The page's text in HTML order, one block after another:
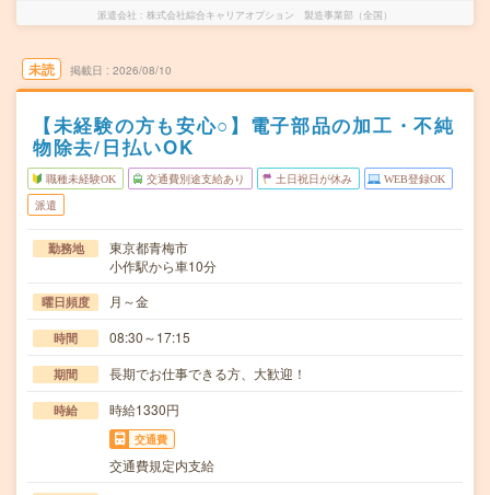
派遣会社 株式会社綜合キャリアオプション 製造事業部（全国）
未読 掲載日 2026/08/10
【未経験の方も安心○】電子部品の加工・不純
物除去/日払いOK
職種未経験OK 交通費別途支給あり 土日祝日が休み WEB登録OK
派遣
勤務地
東京都青梅市
小作駅から車10分
曜日頻度 月～金
時間 08:30～17:15
期間 長期でお仕事できる方、大歓迎！
時給 時給1330円
交通費
交通費規定内支給